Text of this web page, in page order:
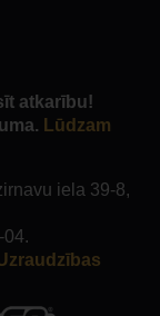
atkarību!
Lūdzam
iela 39-8,
04.